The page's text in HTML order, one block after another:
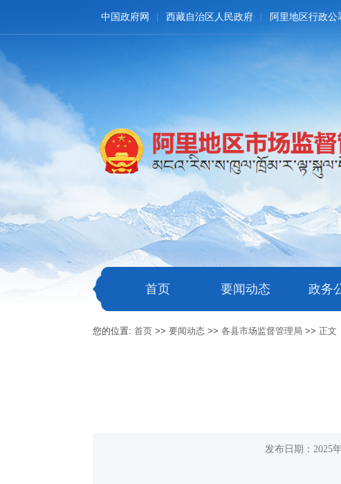
中国政府网 西藏自治区人民政府 阿里地区行政公
首页 要闻动态 政务
您的位置:首页 >>要闻动态 >>各县市场监督管理局 >>正文
发布日期：